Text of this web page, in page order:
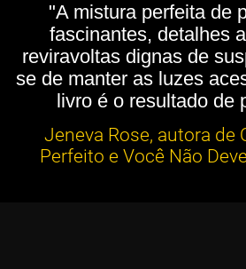
"A mistura perfeita de
fascinantes, detalhes
reviravoltas dignas de
se de manter as luzes
livro é o resultado de
Jeneva Rose, autora de
Perfeito e Você Não